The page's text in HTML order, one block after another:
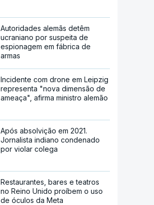
Autoridades alemãs detêm
ucraniano por suspeita de
espionagem em fábrica de
armas
Incidente com drone em Leipzig
representa "nova dimensão de
ameaça", afirma ministro alemão
Após absolvição em 2021.
Jornalista indiano condenado
por violar colega
Restaurantes, bares e teatros
no Reino Unido proíbem o uso
de óculos da Meta